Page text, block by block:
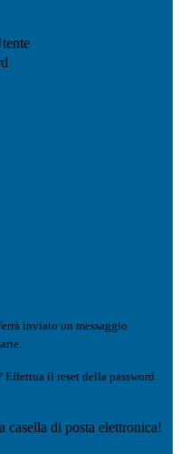
inviato un messaggio
Effettua il reset della password
casella di posta elettronica!